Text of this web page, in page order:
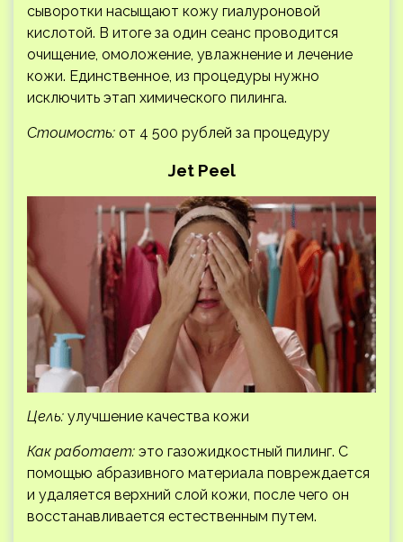
сыворотки насыщают кожу гиалуроновой
кислотой. В итоге за один сеанс проводится
очищение, омоложение, увлажнение и лечение
кожи. Единственное, из процедуры нужно
исключить этап химического пилинга.
Стоимость: от 4 500 рублей за процедуру
Jet Peel
Цель: улучшение качества кожи
Как работает: это газожидкостный пилинг. С
помощью абразивного материала повреждается
и удаляется верхний слой кожи, после чего он
восстанавливается естественным путем.